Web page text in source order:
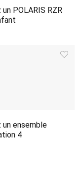
un POLARIS RZR
un ensemble
4